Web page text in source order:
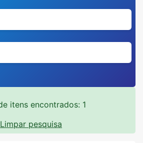
itens encontrados: 1
Limpar pesquisa